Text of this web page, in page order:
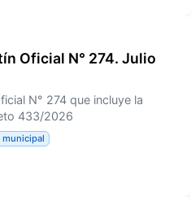
Oficial N° 274. Julio
N° 274 que incluye la
433/2026
municipal